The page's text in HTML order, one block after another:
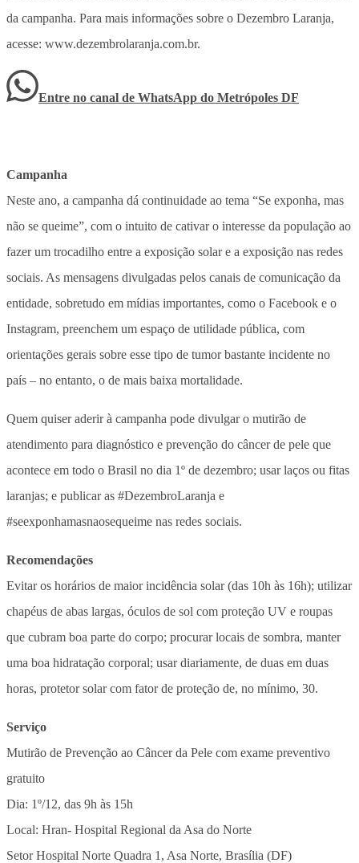
da campanha. Para mais informações sobre o Dezembro Laranja,
acesse: www.dezembrolaranja.com.br.
Entre no canal de WhatsApp do Metrópoles DF
Campanha
Neste ano, a campanha dá continuidade ao tema “Se exponha, mas
não se queime”, com o intuito de cativar o interesse da população ao
fazer um trocadilho entre a exposição solar e a exposição nas redes
sociais. As mensagens divulgadas pelos canais de comunicação da
entidade, sobretudo em mídias importantes, como o Facebook e o
Instagram, preenchem um espaço de utilidade pública, com
orientações gerais sobre esse tipo de tumor bastante incidente no
país – no entanto, o de mais baixa mortalidade.
Quem quiser aderir à campanha pode divulgar o mutirão de
atendimento para diagnóstico e prevenção do câncer de pele que
acontece em todo o Brasil no dia 1º de dezembro; usar laços ou fitas
laranjas; e publicar as #DezembroLaranja e
#seexponhamasnaosequeime nas redes sociais.
Recomendações
Evitar os horários de maior incidência solar (das 10h às 16h); utilizar
chapéus de abas largas, óculos de sol com proteção UV e roupas
que cubram boa parte do corpo; procurar locais de sombra, manter
uma boa hidratação corporal; usar diariamente, de duas em duas
horas, protetor solar com fator de proteção de, no mínimo, 30.
Serviço
Mutirão de Prevenção ao Câncer da Pele com exame preventivo
gratuito
Dia: 1º/12, das 9h às 15h
Local: Hran- Hospital Regional da Asa do Norte
Setor Hospital Norte Quadra 1, Asa Norte, Brasília (DF)